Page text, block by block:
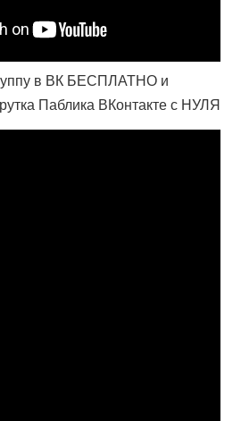
в ВК БЕСПЛАТНО и
Паблика ВКонтакте с НУЛЯ